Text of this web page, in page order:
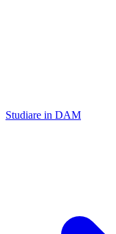
Studiare in DAM